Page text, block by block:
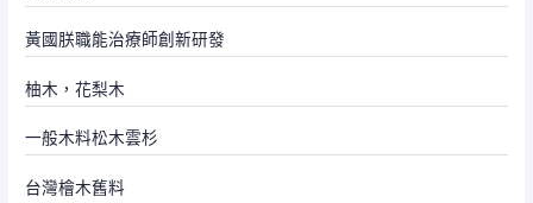
黃國朕職能治療師創新研發
柚木，花梨木
一般木料松木雲杉
台灣檜木舊料